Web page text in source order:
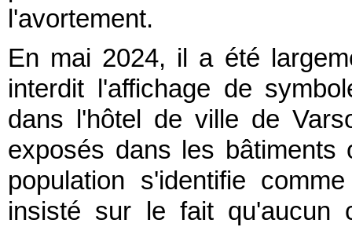
l'avortement.
En mai 2024, il a été
interdit l'affichage de
dans l'hôtel de ville de
exposés dans les
population s'identifie
insisté sur le fait qu'aucun